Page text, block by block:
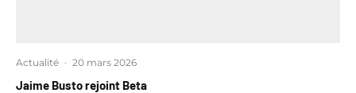
Actualité · 20 mars 2026
Jaime Busto rejoint Beta